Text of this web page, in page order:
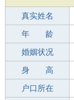
真实姓名
性 别
年 龄
出生年月
婚姻状况
学 历
身 高
毕业学校
户口所在